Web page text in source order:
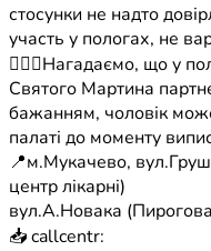
стосунки не надто
участь у пологах, не
👩‍❤️‍👨Нагадаємо, що у
Святого Мартина
бажанням, чоловік
палаті до моменту
📍м.Мукачево,
центр лікарні)
вул.А.Новака
📥 callcentr: